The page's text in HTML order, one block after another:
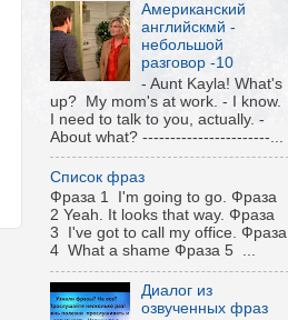
Американский
английскмй -
небольшой
разговор -10
- Aunt Kayla! What's
up? My mom's at work. - I know.
I need to talk to you, actually. -
About what? -----------------------...
Список фраз
Фраза 1 I'm going to go. Фраза
2 Yeah. It looks that way. Фраза
3 I've got to call my office. Фраза
4 What a shame Фраза 5 ...
Диалог из
озвученных фраз